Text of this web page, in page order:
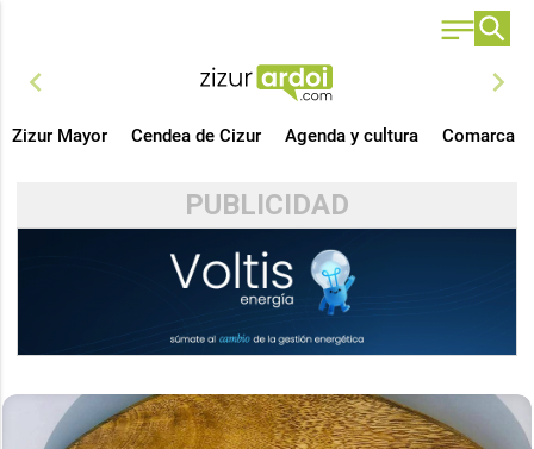
chevron_left chevron_right
Zizur Mayor Cendea de Cizur Agenda y cultura Comarca
PUBLICIDAD